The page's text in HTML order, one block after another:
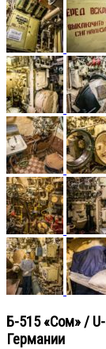
Б-515 «Сом» /
Германии